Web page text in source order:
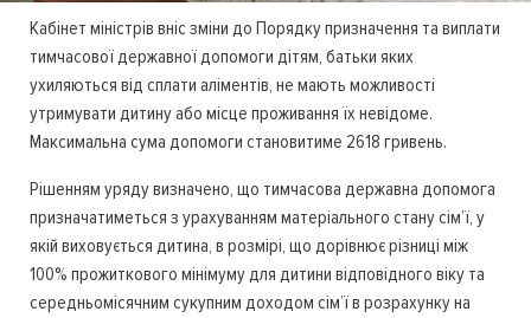
Кабінет міністрів вніс зміни до Порядку призначення та виплати
тимчасової державної допомоги дітям, батьки яких
ухиляються від сплати аліментів, не мають можливості
утримувати дитину або місце проживання їх невідоме.
Максимальна сума допомоги становитиме 2618 гривень.
Рішенням уряду визначено, що тимчасова державна допомога
призначатиметься з урахуванням матеріального стану сім’ї, у
якій виховується дитина, в розмірі, що дорівнює різниці між
100% прожиткового мінімуму для дитини відповідного віку та
середньомісячним сукупним доходом сім’ї в розрахунку на